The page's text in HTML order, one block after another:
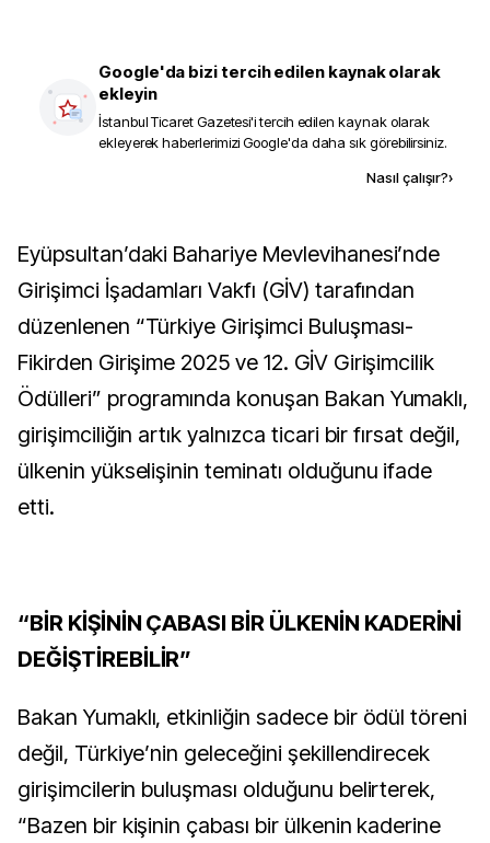
Google'da bizi tercih edilen kaynak olarak
ekleyin
İstanbul Ticaret Gazetesi'i tercih edilen kaynak olarak
ekleyerek haberlerimizi Google'da daha sık görebilirsiniz.
Nasıl çalışır?›
Eyüpsultan’daki Bahariye Mevlevihanesi’nde
Girişimci İşadamları Vakfı (GİV) tarafından
düzenlenen “Türkiye Girişimci Buluşması-
Fikirden Girişime 2025 ve 12. GİV Girişimcilik
Ödülleri” programında konuşan Bakan Yumaklı,
girişimciliğin artık yalnızca ticari bir fırsat değil,
ülkenin yükselişinin teminatı olduğunu ifade
etti.
“BİR KİŞİNİN ÇABASI BİR ÜLKENİN KADERİNİ
DEĞİŞTİREBİLİR”
Bakan Yumaklı, etkinliğin sadece bir ödül töreni
değil, Türkiye’nin geleceğini şekillendirecek
girişimcilerin buluşması olduğunu belirterek,
“Bazen bir kişinin çabası bir ülkenin kaderine